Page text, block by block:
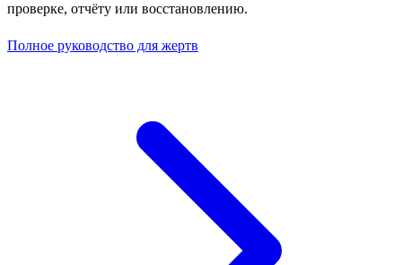
проверке, отчёту или восстановлению.
Полное руководство для жертв